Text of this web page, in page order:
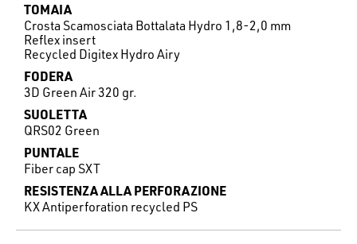
TOMAIA
Crosta Scamosciata Bottalata Hydro 1,8-2,0 mm
Reflex insert
Recycled Digitex Hydro Airy
FODERA
3D Green Air 320 gr.
SUOLETTA
QRS02 Green
PUNTALE
Fiber cap SXT
RESISTENZA ALLA PERFORAZIONE
KX Antiperforation recycled PS